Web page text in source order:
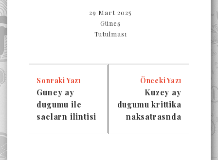
29 Mart 2025
Güneş
Tutulması
Sonraki Yazı
Guney ay
dugumu ile
saclarn ilintisi
Önceki Yazı
Kuzey ay
dugumu krittika
naksatrasnda